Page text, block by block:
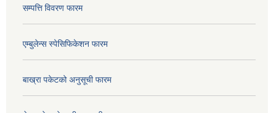
सम्पत्ति विवरण फारम
एम्बुलेन्स स्पेसिफिकेशन फारम
बाख्रा पकेटको अनुसूची फारम